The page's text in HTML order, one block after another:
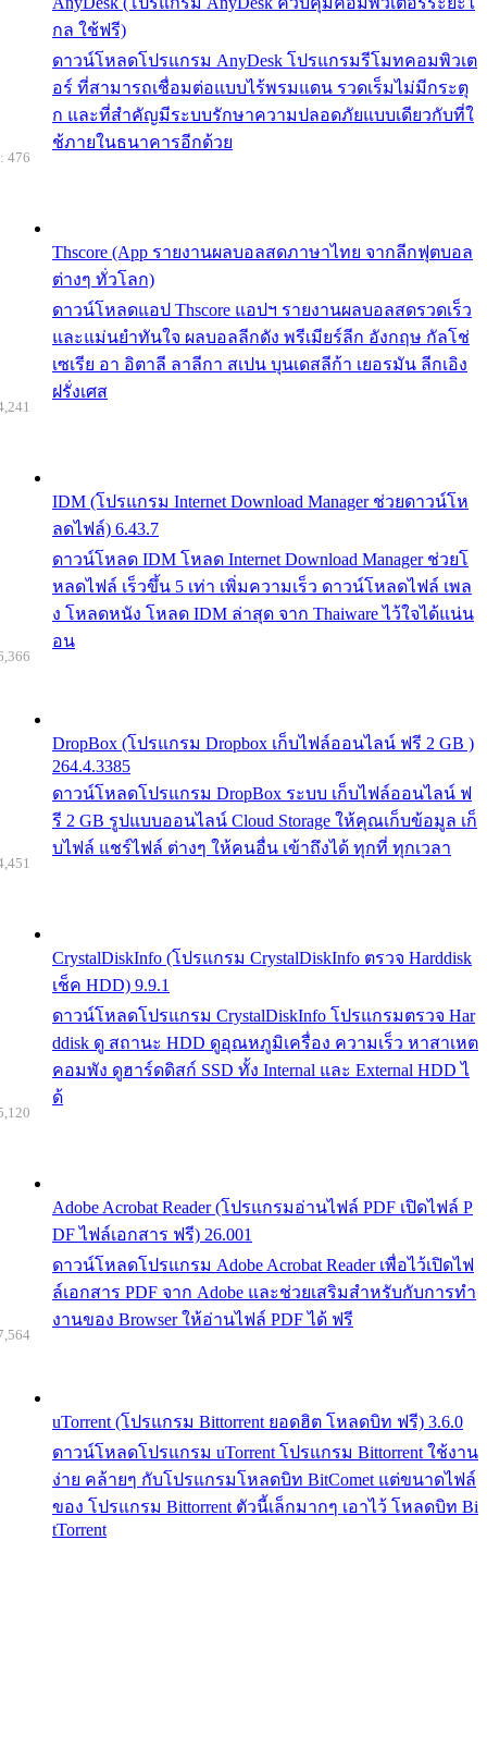
กล ใช้ฟรี)
ดาวน์โหลดโปรแกรม AnyDesk โปรแกรมรีโมทคอมพิวเต
อร์ ที่สามารถเชื่อมต่อแบบไร้พรมแดน รวดเร็มไม่มีกระตุ
ก และที่สำคัญมีระบบรักษาความปลอดภัยแบบเดียวกับที่ใ
ช้ภายในธนาคารอีกด้วย
Thscore (App รายงานผลบอลสดภาษาไทย จากลีกฟุตบอล
ต่างๆ ทั่วโลก)
ดาวน์โหลดแอป Thscore แอปฯ รายงานผลบอลสดรวดเร็ว
และแม่นยำทันใจ ผลบอลลีกดัง พรีเมียร์ลีก อังกฤษ กัลโช่
เซเรีย อา อิตาลี ลาลีกา สเปน บุนเดสลีก้า เยอรมัน ลีกเอิง
ฝรั่งเศส
476
IDM (โปรแกรม Internet Download Manager ช่วยดาวน์โห
ลดไฟล์) 6.43.7
ดาวน์โหลด IDM โหลด Internet Download Manager ช่วยโ
หลดไฟล์ เร็วขึ้น 5 เท่า เพิ่มความเร็ว ดาวน์โหลดไฟล์ เพล
ง โหลดหนัง โหลด IDM ล่าสุด จาก Thaiware ไว้ใจได้แน่น
อน
DropBox (โปรแกรม Dropbox เก็บไฟล์ออนไลน์ ฟรี 2 GB )
264.4.3385
ดาวน์โหลดโปรแกรม DropBox ระบบ เก็บไฟล์ออนไลน์ ฟ
รี 2 GB รูปแบบออนไลน์ Cloud Storage ให้คุณเก็บข้อมูล เก็
บไฟล์ แชร์ไฟล์ ต่างๆ ให้คนอื่น เข้าถึงได้ ทุกที่ ทุกเวลา
CrystalDiskInfo (โปรแกรม CrystalDiskInfo ตรวจ Harddisk
เช็ค HDD) 9.9.1
ดาวน์โหลดโปรแกรม CrystalDiskInfo โปรแกรมตรวจ Har
ddisk ดู สถานะ HDD ดูอุณหภูมิเครื่อง ความเร็ว หาสาเหต
คอมพัง ดูฮาร์ดดิสก์ SSD ทั้ง Internal และ External HDD ไ
ด้
Adobe Acrobat Reader (โปรแกรมอ่านไฟล์ PDF เปิดไฟล์ P
DF ไฟล์เอกสาร ฟรี) 26.001
ดาวน์โหลดโปรแกรม Adobe Acrobat Reader เพื่อไว้เปิดไฟ
ล์เอกสาร PDF จาก Adobe และช่วยเสริมสำหรับกับการทำ
งานของ Browser ให้อ่านไฟล์ PDF ได้ ฟรี
uTorrent (โปรแกรม Bittorrent ยอดฮิต โหลดบิท ฟรี) 3.6.0
ดาวน์โหลดโปรแกรม uTorrent โปรแกรม Bittorrent ใช้งาน
ง่าย คล้ายๆ กับโปรแกรมโหลดบิท BitComet แต่ขนาดไฟล์
ของ โปรแกรม Bittorrent ตัวนี้เล็กมากๆ เอาไว้ โหลดบิท Bi
tTorrent